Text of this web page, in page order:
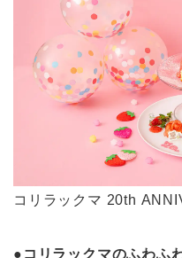
コリラックマ 20th
●コリラックマのふわ